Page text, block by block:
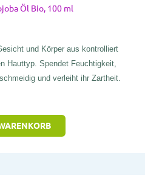
Öl Bio, 100 ml
und Körper aus kontrolliert
Hauttyp. Spendet Feuchtigkeit,
und verleiht ihr Zartheit.